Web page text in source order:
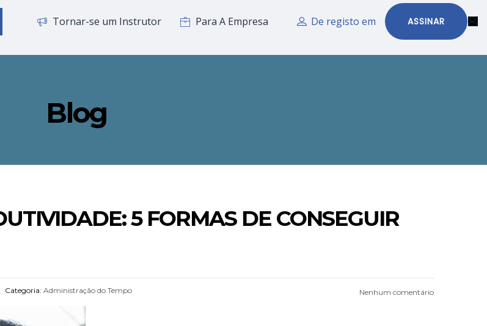
Tornar-se um Instrutor Para A Empresa De registo em ASSINAR
Blog
5 FORMAS DE CONSEGUIR
Categoria: Administração do Tempo Nenhum comentário